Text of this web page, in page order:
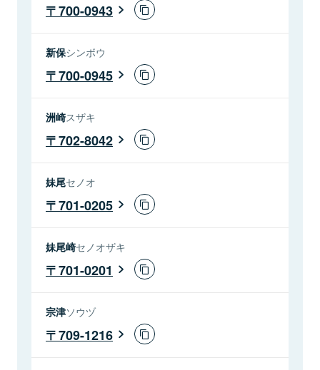
700-0943
新保シンボウ
700-0945
洲崎スザキ
702-8042
妹尾セノオ
701-0205
妹尾崎セノオザキ
701-0201
宗津ソウヅ
709-1216